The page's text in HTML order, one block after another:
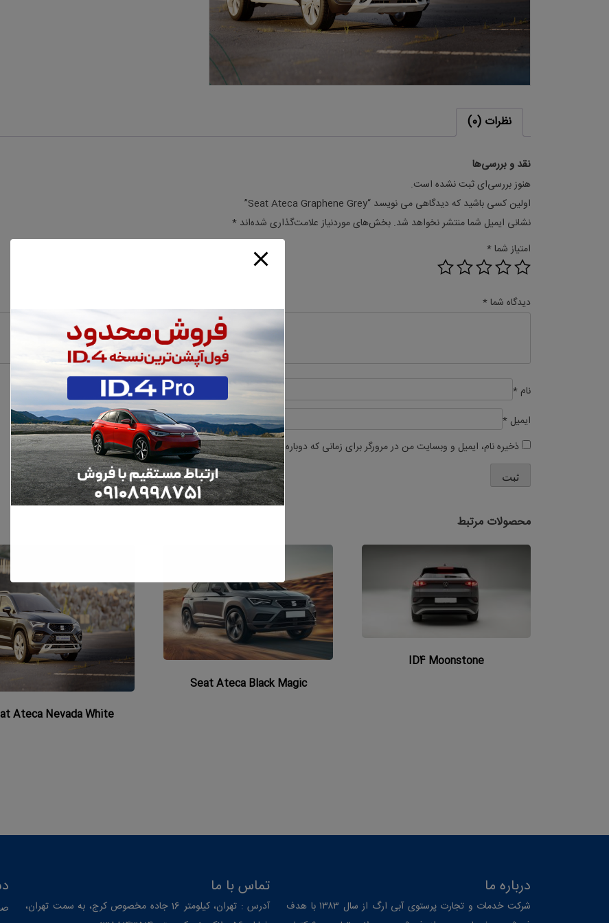
نظرات (0)
نقد و بررسی‌ها
هنوز بررسی‌ای ثبت نشده است.
اولین کسی باشید که دیدگاهی می نویسد “Seat Ateca Graphene Grey”
نشانی ایمیل شما منتشر نخواهد شد. بخش‌های موردنیاز علامت‌گذاری شده‌اند *
امتیاز شما*
دیدگاه شما*
نام *
ایمیل *
ذخیره نام، ایمیل و وبسایت من در مرورگر برای زمانی که دوباره دیدگاهی می‌نویسم.
محصولات مرتبط
ID4 Moonstone
Seat Ateca Black Magic
Ateca Nevada White
درباره ما
شرکت خدمات و تجارت پرستوی آبی ارگ از سال ۱۳۸۳ با هدف
تماس با ما
آدرس : تهران، کیلومتر 16 جاده مخصوص کرج، به سمت تهران،